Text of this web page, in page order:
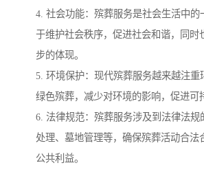
4. 社会功能：殡葬服务是社会生活中的
于维护社会秩序，促进社会和谐，同时
步的体现。
5. 环境保护：现代殡葬服务越来越注重
绿色殡葬，减少对环境的影响，促进可
6. 法律规范：殡葬服务涉及到法律法规
处理、墓地管理等，确保殡葬活动合法
公共利益。